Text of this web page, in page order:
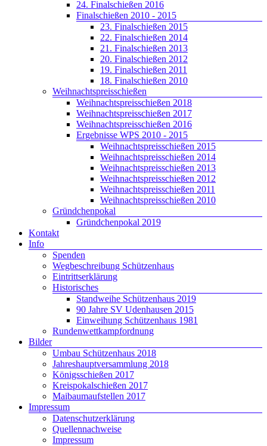
24. Finalschießen 2016
Finalschießen 2010 - 2015
23. Finalschießen 2015
22. Finalschießen 2014
21. Finalschießen 2013
20. Finalschießen 2012
19. Finalschießen 2011
18. Finalschießen 2010
Weihnachtspreisschießen
Weihnachtspreisschießen 2018
Weihnachtspreisschießen 2017
Weihnachtspreisschießen 2016
Ergebnisse WPS 2010 - 2015
Weihnachtspreisschießen 2015
Weihnachtspreisschießen 2014
Weihnachtspreisschießen 2013
Weihnachtspreisschießen 2012
Weihnachtspreisschießen 2011
Weihnachtspreisschießen 2010
Gründchenpokal
Gründchenpokal 2019
Kontakt
Info
Spenden
Wegbeschreibung Schützenhaus
Eintrittserklärung
Historisches
Standweihe Schützenhaus 2019
90 Jahre SV Udenhausen 2015
Einweihung Schützenhaus 1981
Rundenwettkampfordnung
Bilder
Umbau Schützenhaus 2018
Jahreshauptversammlung 2018
Königsschießen 2017
Kreispokalschießen 2017
Maibaumaufstellen 2017
Impressum
Datenschutzerklärung
Quellennachweise
Impressum